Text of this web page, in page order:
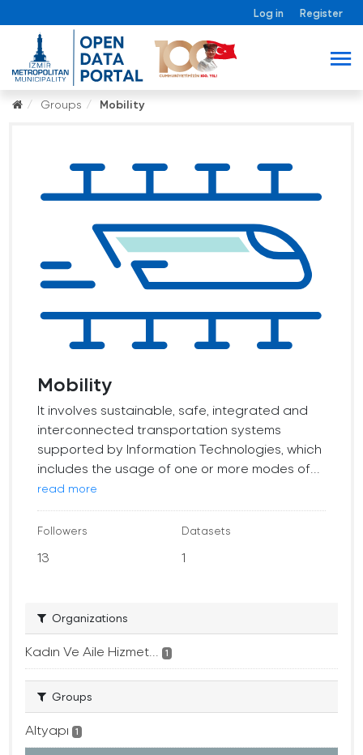
Log in Register
Groups Mobility
Mobility
It involves sustainable, safe, integrated and
interconnected transportation systems
supported by Information Technologies, which
includes the usage of one or more modes of...
read more
Followers
13
Datasets
1
Organizations
Kadın Ve Aile Hizmet... 1
Groups
Altyapı 1